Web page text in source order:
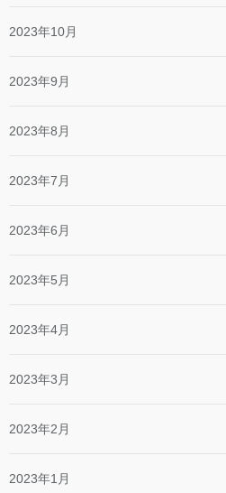
2023年10月
2023年9月
2023年8月
2023年7月
2023年6月
2023年5月
2023年4月
2023年3月
2023年2月
2023年1月